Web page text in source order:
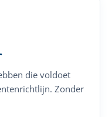
die voldoet
Zonder